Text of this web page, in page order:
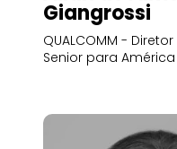
Giangrossi
QUALCOMM -
Senior para